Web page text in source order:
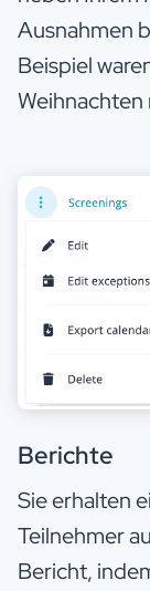
Ausnahmen
Beispiel
Berichte
Sie erhalten
Teilnehmer
Bericht,